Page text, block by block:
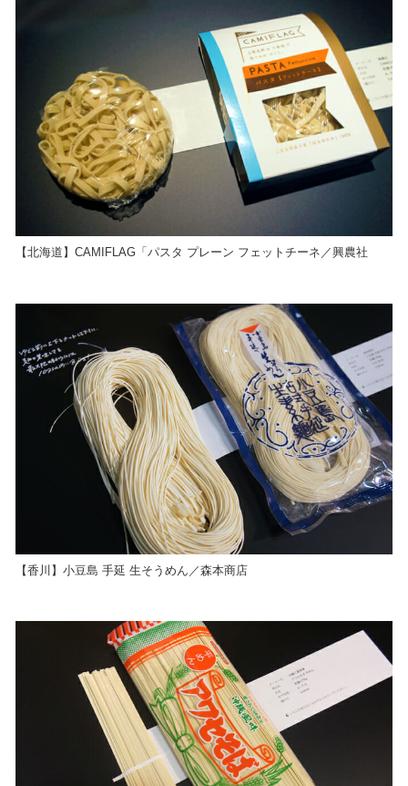
【北海道】CAMIFLAG「パスタ プレーン フェットチーネ／興農社
【香川】小豆島 手延 生そうめん／森本商店